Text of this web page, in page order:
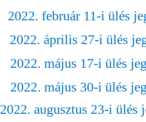
2022. február 11-i ülés
2022. április 27-i ülés
2022. május 17-i ülés
2022. május 30-i ülés
2022. augusztus 23-i ülés